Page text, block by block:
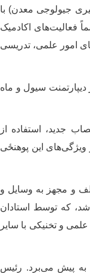
انجنیری جیولوجی معدن) با
فعالیت‌های اکادمیک
فعالیت‌های امور علمی، تدریسی
دیپارتمنت سیول و ماه
جدید، استفاده از
ویژگی‌های این پوهنځی
و مجهز به وسایل و
که توسط استادان
و تخنیکی با سایر
به پیش می‌برد. رئیس